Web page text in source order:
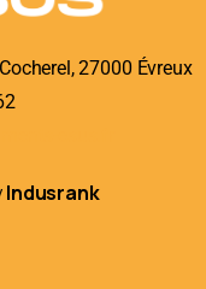
27000 Évreux
Indusrank